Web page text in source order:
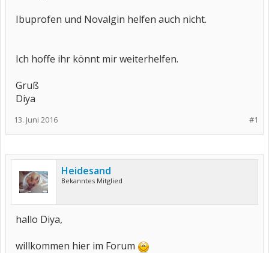
Ibuprofen und Novalgin helfen auch nicht.
Ich hoffe ihr könnt mir weiterhelfen.
Gruß
Diya
#1
13. Juni 2016
Heidesand
Bekanntes Mitglied
hallo Diya,
willkommen hier im Forum